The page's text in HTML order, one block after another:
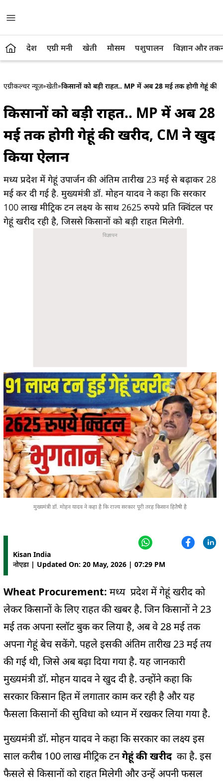
देश एग्री मनी खेती मौसम पशुपालन विज्ञान और
एग्रीकल्चर न्यूज़»खेती»किसानों को बड़ी राहत.. MP में अब 28 मई तक होगी गेहूं की
किसानों को बड़ी राहत.. MP में अब 28
मई तक होगी गेहूं की खरीद, CM ने खुद
किया ऐलान
मध्य प्रदेश में गेहूं उपार्जन की अंतिम तारीख 23 मई से बढ़ाकर 28
मई कर दी गई है. मुख्यमंत्री डॉ. मोहन यादव ने कहा कि सरकार
100 लाख मीट्रिक टन लक्ष्य के साथ 2625 रुपये प्रति क्विंटल पर
गेहूं खरीद रही है, जिससे किसानों को बड़ी राहत मिलेगी.
मुख्यमंत्री डॉ. मोहन यादव ने कहा है कि राज्य सरकार पूरी तरह किसान हितैषी है
Kisan India
नोएडा | Updated On: 20 May, 2026 | 07:29 PM
Wheat Procurement: मध्य प्रदेश में गेहूं खरीद को
लेकर किसानों के लिए राहत की खबर है. जिन किसानों ने 23
मई तक अपना स्लॉट बुक कर लिया है, अब वे 28 मई तक
अपना गेहूं बेच सकेंगे. पहले इसकी अंतिम तारीख 23 मई तय
की गई थी, जिसे अब बढ़ा दिया गया है. यह जानकारी
मुख्यमंत्री डॉ. मोहन यादव ने खुद दी है. उन्होंने कहा कि
सरकार किसान हित में लगातार काम कर रही है और यह
फैसला किसानों की सुविधा को ध्यान में रखकर लिया गया है.
मुख्यमंत्री डॉ. मोहन यादव ने कहा कि सरकार का लक्ष्य इस
साल करीब 100 लाख मीट्रिक टनगेहूं की खरीदका है. इस
फैसले से किसानों को राहत मिलेगी और उन्हें अपनी फसल